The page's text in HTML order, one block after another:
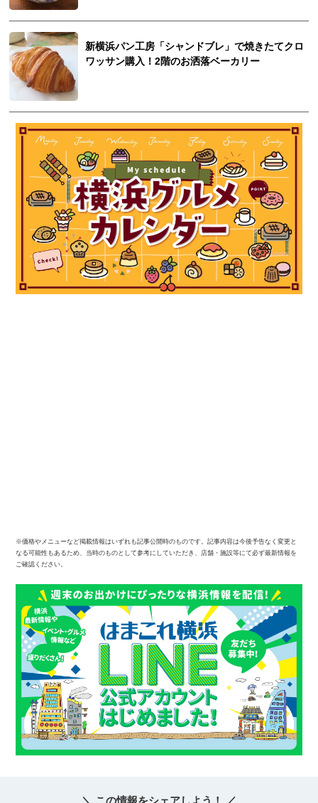
新横浜パン工房「シャンドブレ」で焼きたてクロ
ワッサン購入！2階のお洒落ベーカリー
※価格やメニューなど掲載情報はいずれも記事公開時のものです。記事内容は今後予告なく変更と
なる可能性もあるため、当時のものとして参考にしていただき、店舗・施設等にて必ず最新情報を
ご確認ください。